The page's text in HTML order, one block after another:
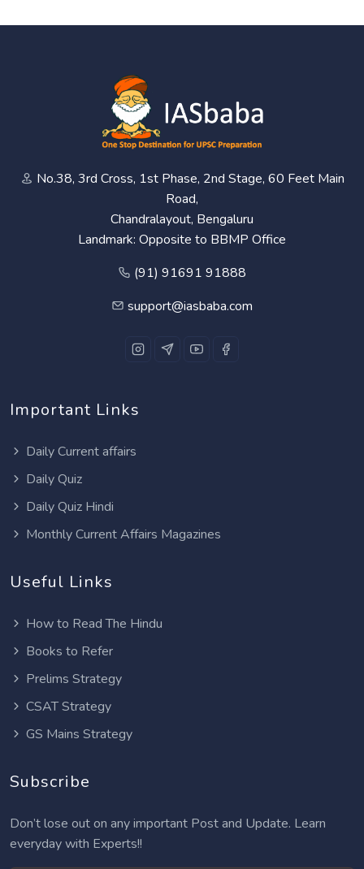
No.38, 3rd Cross, 1st Phase, 2nd Stage, 60 Feet Main
Road,
Chandralayout, Bengaluru
Landmark: Opposite to BBMP Office
(91) 91691 91888
support@iasbaba.com
Important Links
Daily Current affairs
Daily Quiz
Daily Quiz Hindi
Monthly Current Affairs Magazines
Useful Links
How to Read The Hindu
Books to Refer
Prelims Strategy
CSAT Strategy
GS Mains Strategy
Subscribe
Don’t lose out on any important Post and Update. Learn
everyday with Experts!!